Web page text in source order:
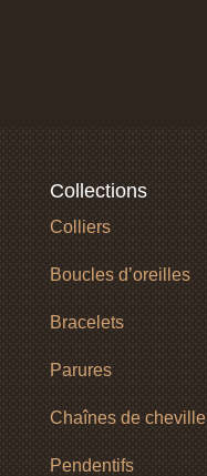
Collections
Colliers
Boucles d’oreilles
Bracelets
Parures
Chaînes de cheville
Pendentifs